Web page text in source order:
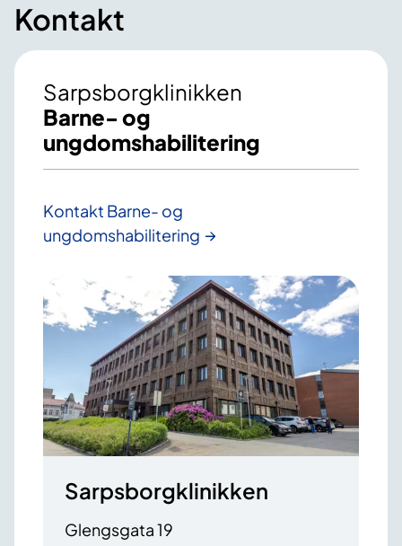
Kontakt
Sarpsborgklinikken
Barne- og
ungdomshabilitering
Kontakt Barne- og
ungdomshabilitering
Sarpsborgklinikken
Glengsgata 19